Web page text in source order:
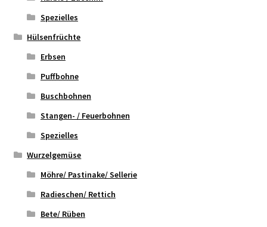
Spezielles
Hülsenfrüchte
Erbsen
Puffbohne
Buschbohnen
Stangen- / Feuerbohnen
Spezielles
Wurzelgemüse
Möhre/ Pastinake/ Sellerie
Radieschen/ Rettich
Bete/ Rüben